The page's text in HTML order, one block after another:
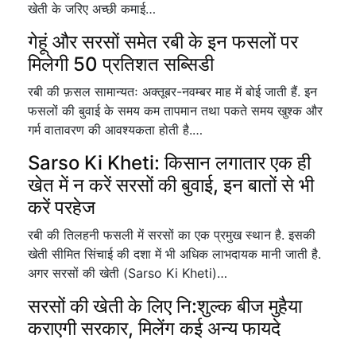
खेती के जरिए अच्छी कमाई…
गेहूं और सरसों समेत रबी के इन फसलों पर
मिलेगी 50 प्रतिशत सब्सिडी
रबी की फ़सल सामान्यतः अक्तूबर-नवम्बर माह में बोई जाती हैं. इन
फसलों की बुवाई के समय कम तापमान तथा पकते समय खुश्क और
गर्म वातावरण की आवश्यकता होती है.…
Sarso Ki Kheti: किसान लगातार एक ही
खेत में न करें सरसों की बुवाई, इन बातों से भी
करें परहेज
रबी की तिलहनी फसली में सरसों का एक प्रमुख स्थान है. इसकी
खेती सीमित सिंचाई की दशा में भी अधिक लाभदायक मानी जाती है.
अगर सरसों की खेती (Sarso Ki Kheti)…
सरसों की खेती के लिए नि:शुल्क बीज मुहैया
कराएगी सरकार, मिलेंग कई अन्य फायदे